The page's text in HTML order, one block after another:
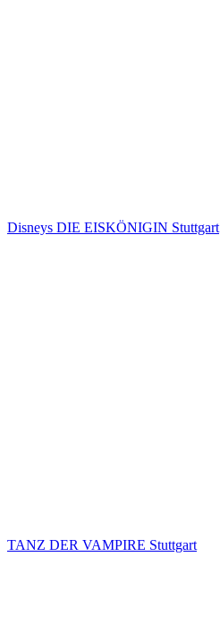
Disneys DIE EISKÖNIGIN Stuttgart
TANZ DER VAMPIRE Stuttgart